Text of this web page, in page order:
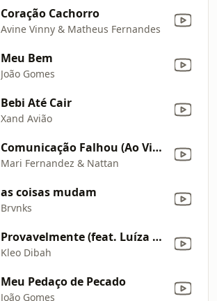
Coração Cachorro
Avine Vinny & Matheus Fernandes
Meu Bem
João Gomes
Bebi Até Cair
Xand Avião
Comunicação Falhou (Ao Vivo)
Mari Fernandez & Nattan
as coisas mudam
Brvnks
Provavelmente (feat. Luíza & Maurílio) [Ao Vivo]
Kleo Dibah
Meu Pedaço de Pecado
João Gomes